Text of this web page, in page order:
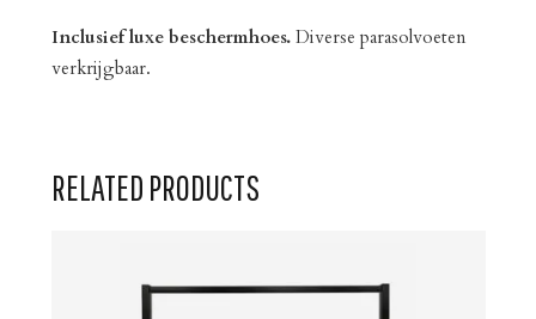
Inclusief luxe beschermhoes.Diverse parasolvoeten
verkrijgbaar.
RELATED PRODUCTS